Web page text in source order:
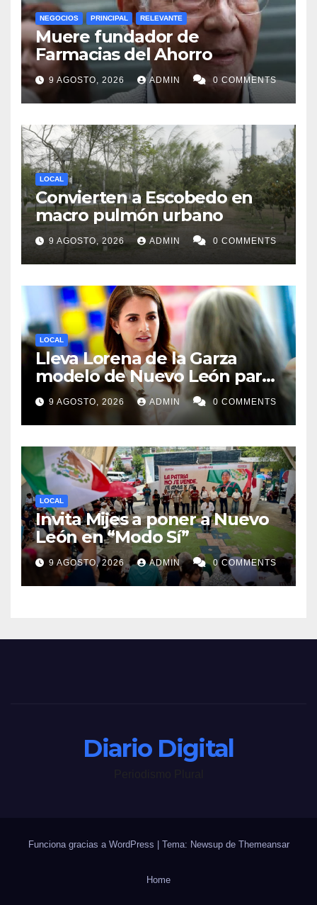
NEGOCIOS PRINCIPAL RELEVANTE
Muere fundador de
Farmacias del Ahorro
9 AGOSTO, 2026 ADMIN 0 COMMENTS
LOCAL
Convierten a Escobedo en
macro pulmón urbano
9 AGOSTO, 2026 ADMIN 0 COMMENTS
LOCAL
Lleva Lorena de la Garza
modelo de Nuevo León para
búsqueda de desaparecidos
a todos México
9 AGOSTO, 2026 ADMIN 0 COMMENTS
LOCAL
Invita Mijes a poner a Nuevo
León en “Modo Sí”
9 AGOSTO, 2026 ADMIN 0 COMMENTS
Diario Digital
Funciona gracias a WordPress Tema: Newsup de Themeansar
Home